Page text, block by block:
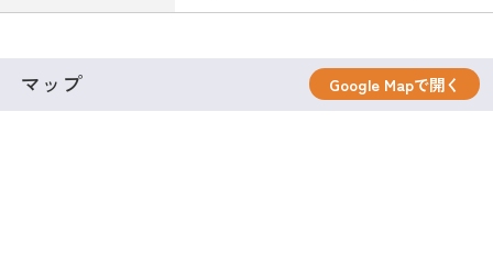
マップ Google Mapで開く